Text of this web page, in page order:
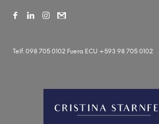
Telf. 098 705 0102 Fuera ECU +593 98 705 0102